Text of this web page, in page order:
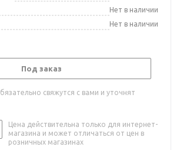
Нет в наличии
Нет в наличии
Под заказ
свяжутся с вами и уточнят
Цена действительна только для интернет-
магазина и может отличаться от цен в
розничных магазинах